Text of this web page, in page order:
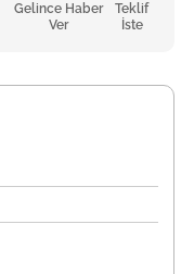
Gelince Haber
Ver
Teklif
İste